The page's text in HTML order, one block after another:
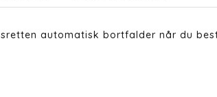
automatisk bortfalder når du